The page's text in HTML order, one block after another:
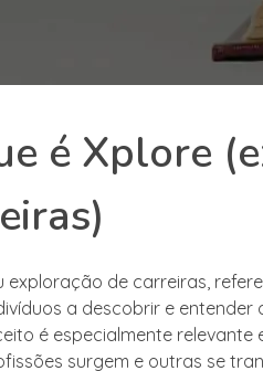
é Xplore
exploração de carreiras,
a descobrir e entender
é especialmente
surgem e outras se